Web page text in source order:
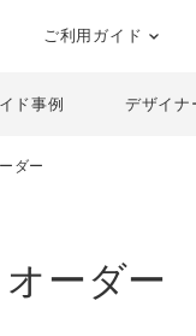
ご利用ガイド
ド事例 デザイナ
ダー
ーダー